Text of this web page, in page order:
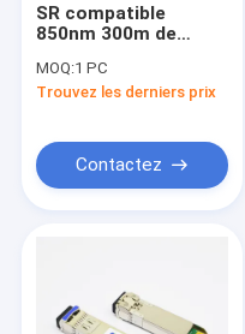
SR compatible
850nm 300m de
multimode d'Alcatel
SFP+ 10G
MOQ:1 PC
Trouvez les derniers prix
Contactez